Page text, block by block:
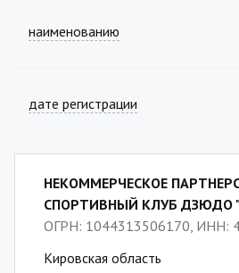
наименованию
дате регистрации
НЕКОММЕРЧЕСКОЕ
СПОРТИВНЫЙ КЛУБ ДЗЮДО
ОГРН: 1044313506170, ИНН:
Кировская область